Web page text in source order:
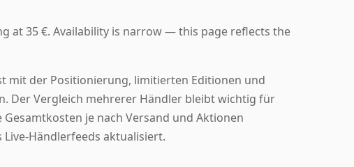
at 35 €. Availability is narrow — this page reflects the
mit der Positionierung, limitierten Editionen und
Der Vergleich mehrerer Händler bleibt wichtig für
Gesamtkosten je nach Versand und Aktionen
Händlerfeeds aktualisiert.